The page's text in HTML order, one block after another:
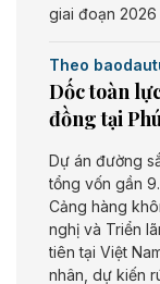
giai đoạn 2026
Theo
Dốc toàn
đồng tại
Dự án đường
tổng vốn gần
Cảng hàng
nghị và Triển
tiên tại Việt
nhân, dự kiến